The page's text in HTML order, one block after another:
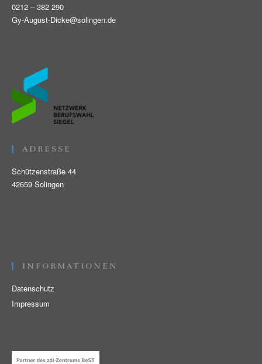
0212 – 382 290
Gy-August-Dicke@solingen.de
ADRESSE
Schützenstraße 44
42659 Solingen
INFORMATIONEN
Datenschutz
Impressum